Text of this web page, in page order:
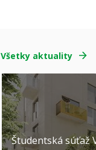
Všetky aktuality
Študentská súťaž